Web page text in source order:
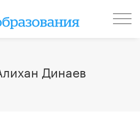
Динаев